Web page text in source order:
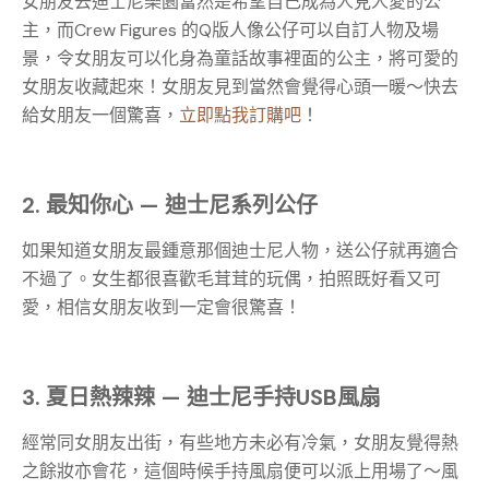
主，而Crew Figures 的Q版人像公仔可以自訂人物及場
景，令女朋友可以化身為童話故事裡面的公主，將可愛的
女朋友收藏起來！女朋友見到當然會覺得心頭一暖～快去
給女朋友一個驚喜， 立即點我訂購吧 ！
2. 最知你心 — 迪士尼系列公仔
如果知道女朋友最鍾意那個迪士尼人物，送公仔就再適合
不過了。女生都很喜歡毛茸茸的玩偶，拍照既好看又可
愛，相信女朋友收到一定會很驚喜！
3. 夏日熱辣辣 — 迪士尼手持USB風扇
經常同女朋友出街，有些地方未必有冷氣，女朋友覺得熱
之餘妝亦會花，這個時候手持風扇便可以派上用場了～風